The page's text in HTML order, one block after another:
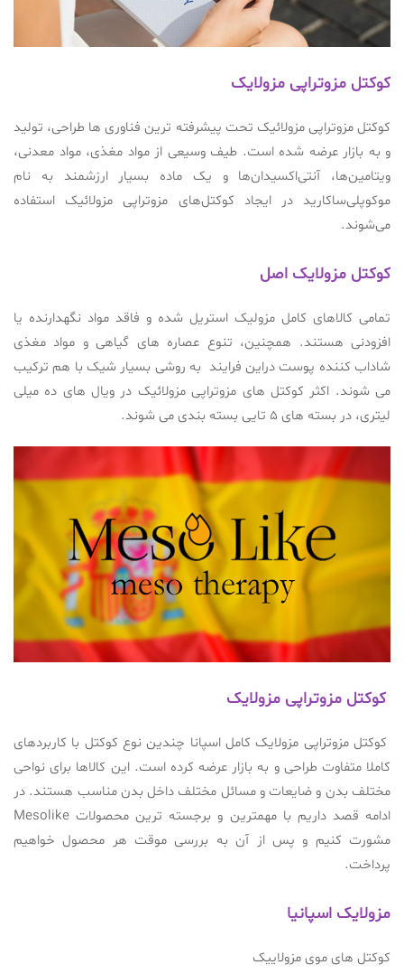
کوکتل مزوتراپی مزولایک
کوکتل مزوتراپی مزولائیک تحت پیشرفته ترین فناوری ها طراحی، تولید
و به بازار عرضه شده است. طیف وسیعی از مواد مغذی، مواد معدنی،
ویتامین‌ها، آنتی‌اکسیدان‌ها و یک ماده بسیار ارزشمند به نام
موکوپلی‌ساکارید در ایجاد کوکتل‌های مزوتراپی مزولائیک استفاده
می‌شوند.
کوکتل مزولایک اصل
تمامی کالاهای کامل مزولیک استریل شده و فاقد مواد نگهدارنده یا
افزودنی هستند. همچنین، تنوع عصاره های گیاهی و مواد مغذی
شاداب کننده پوست دراین فرایند به روشی بسیار شیک با هم ترکیب
می شوند. اکثر کوکتل های مزوتراپی مزولائیک در ویال های ده میلی
لیتری، در بسته های 5 تایی بسته بندی می شوند.
کوکتل مزوتراپی مزولایک
کوکتل مزوتراپی مزولایک کامل اسپانا چندین نوع کوکتل با کاربردهای
کاملا متفاوت طراحی و به بازار عرضه کرده است. این کالاها برای نواحی
مختلف بدن و ضایعات و مسائل مختلف داخل بدن مناسب هستند. در
ادامه قصد داریم با مهمترین و برجسته ترین محصولات Mesolike
مشورت کنیم و پس از آن به بررسی موقت هر محصول خواهیم
پرداخت.
مزولایک اسپانیا
کوکتل های موی مزولاییک